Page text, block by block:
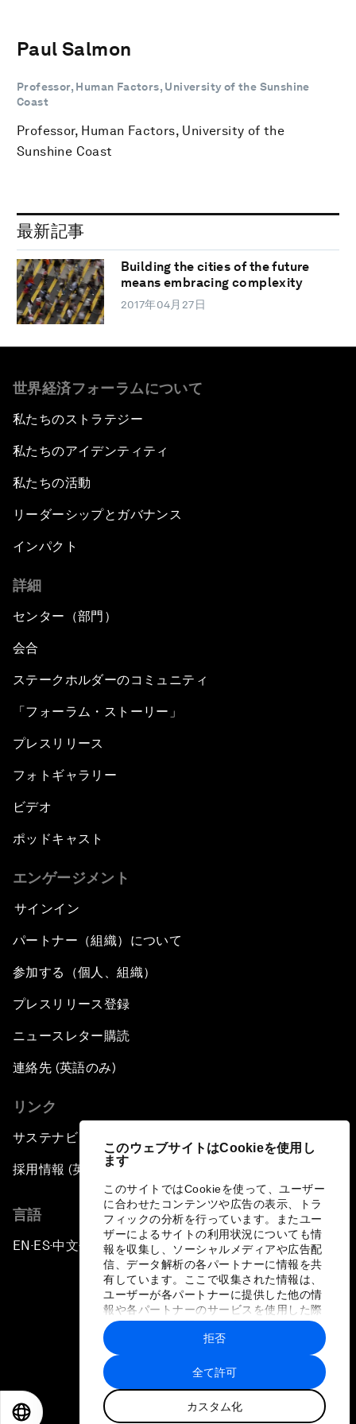
このウェブサイトはCookieを使用し
ます
このサイトではCookieを使って、ユーザー
に合わせたコンテンツや広告の表示、トラ
フィックの分析を行っています。またユー
ザーによるサイトの利用状況についても情
報を収集し、ソーシャルメディアや広告配
信、データ解析の各パートナーに情報を共
有しています。ここで収集された情報は、
ユーザーが各パートナーに提供した他の情
報や各パートナーのサービスを使用した際
に収集された情報と組み合わされ、各パー
トナーによって使用されることがありま
す。
全て許可
カスタム化
拒否
Paul Salmon
Professor, Human Factors, University of the Sunshine
Coast
Professor, Human Factors, University of the
Sunshine Coast
最新記事
Building the cities of the future
means embracing complexity
2017年04月27日
世界経済フォーラムについて
私たちのストラテジー
私たちのアイデンティティ
私たちの活動
リーダーシップとガバナンス
インパクト
詳細
センター（部門）
会合
ステークホルダーのコミュニティ
「フォーラム・ストーリー」
プレスリリース
フォトギャラリー
ビデオ
ポッドキャスト
エンゲージメント
サインイン
パートナー（組織）について
参加する（個人、組織）
プレスリリース登録
ニュースレター購読
連絡先 (英語のみ)
リンク
サステナビリティへの取り組み
採用情報 (英語のみ)
言語
EN ▪ES▪中文▪ 日本語
プライバシーポリシーと利用規約
サイトマップ
©
世界経済フォーラム